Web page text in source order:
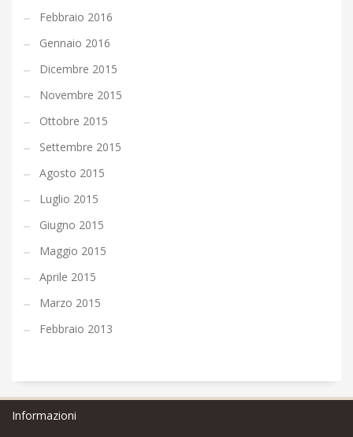
Febbraio 2016
Gennaio 2016
Dicembre 2015
Novembre 2015
Ottobre 2015
Settembre 2015
Agosto 2015
Luglio 2015
Giugno 2015
Maggio 2015
Aprile 2015
Marzo 2015
Febbraio 2013
Informazioni